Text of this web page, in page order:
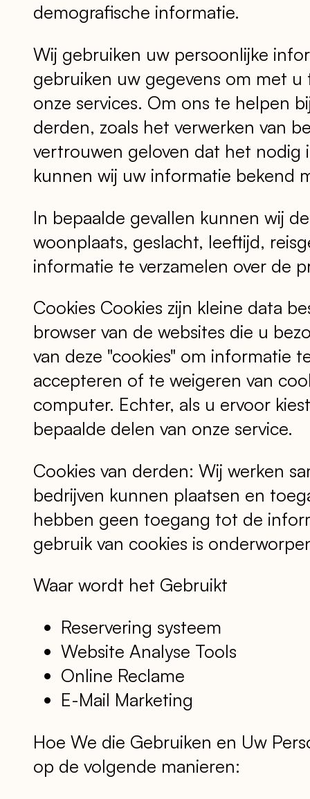
demografische informatie.
Wij gebruiken uw persoonlijke
gebruiken uw gegevens om met
onze services. Om ons te helpen
derden, zoals het verwerken van
vertrouwen geloven dat het nodig
kunnen wij uw informatie bekend
In bepaalde gevallen kunnen wij
woonplaats, geslacht, leeftijd,
informatie te verzamelen over de
Cookies Cookies zijn kleine data
browser van de websites die u
van deze "cookies" om informatie
accepteren of te weigeren van
computer. Echter, als u ervoor
bepaalde delen van onze service.
Cookies van derden: Wij werken
bedrijven kunnen plaatsen en
hebben geen toegang tot de
gebruik van cookies is
Waar wordt het Gebruikt
Reservering systeem
Website Analyse Tools
Online Reclame
E-Mail Marketing
Hoe We die Gebruiken en Uw
op de volgende manieren: